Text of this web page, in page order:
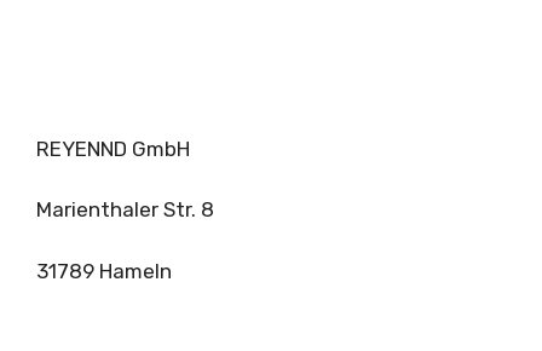
REYENND GmbH
Marienthaler Str. 8
31789 Hameln